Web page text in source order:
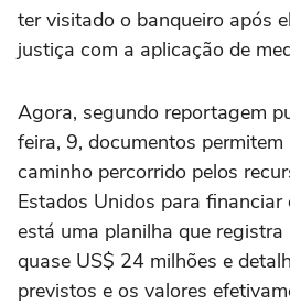
ter visitado o banqueiro após
justiça com a aplicação de
Agora, segundo reportagem
feira, 9, documentos
caminho percorrido pelos
Estados Unidos para financiar
está uma planilha que
quase US$ 24 milhões e
previstos e os valores